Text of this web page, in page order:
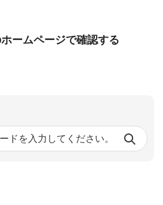
ームページで確認する